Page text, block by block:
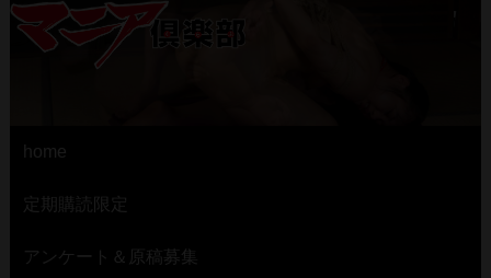
home
定期購読限定
アンケート＆原稿募集